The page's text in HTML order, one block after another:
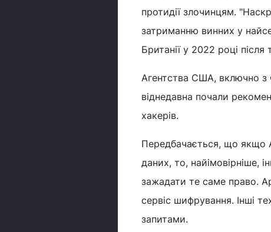
протидії злочинцям.
затриманню винних у
Британії у 2022 році
Агентства США, включно з
віднедавна почали
хакерів.
Передбачається, що якщо
даних, то, найімовірніше,
зажадати те саме право.
сервіс шифрування. Інші
запитами.